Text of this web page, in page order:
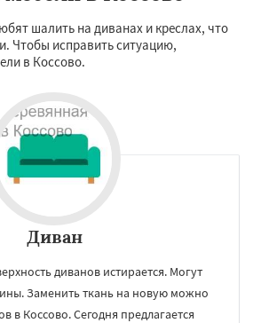
шалить на диванах и креслах, что
Чтобы исправить ситуацию,
в Коссово.
Диван
диванов истирается. Могут
Заменить ткань на новую можно
в Коссово. Сегодня предлагается